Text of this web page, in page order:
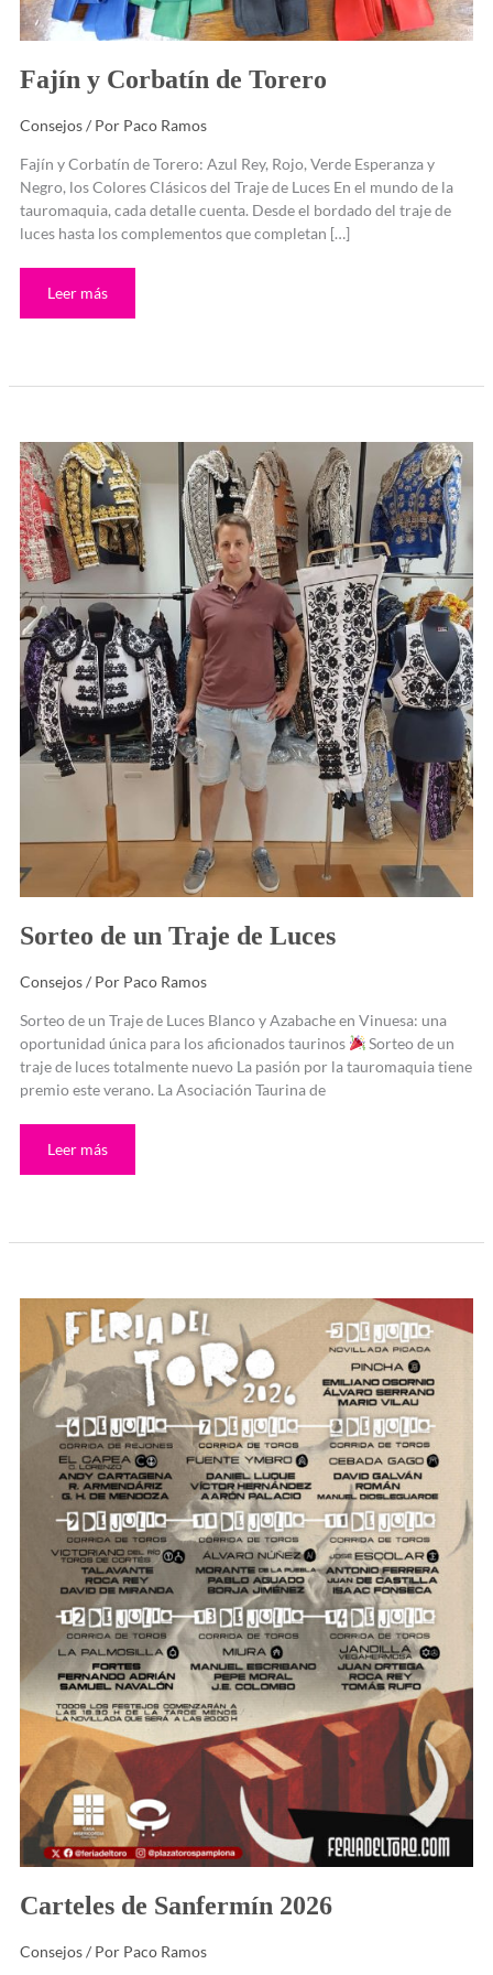
Fajín y Corbatín de Torero
Consejos/ Por Paco Ramos
Fajín y Corbatín de Torero: Azul Rey, Rojo, Verde Esperanza y
Negro, los Colores Clásicos del Traje de Luces En el mundo de la
tauromaquia, cada detalle cuenta. Desde el bordado del traje de
luces hasta los complementos que completan […]
Leer más
Sorteo de un Traje de Luces
Consejos/ Por Paco Ramos
Sorteo de un Traje de Luces Blanco y Azabache en Vinuesa: una
oportunidad única para los aficionados taurinos
Sorteo de un
traje de luces totalmente nuevo La pasión por la tauromaquia tiene
premio este verano. La Asociación Taurina de
Sorteo
de
un
Traje
de
Luces
Leer más
Carteles de Sanfermín 2026
Consejos/ Por Paco Ramos
Carteles
de
Sanfermín
2026